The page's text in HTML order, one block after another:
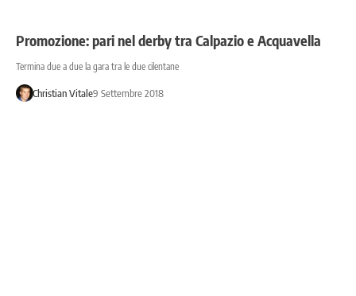
Promozione: pari nel derby tra Calpazio e Acquavella
Termina due a due la gara tra le due cilentane
Christian Vitale9 Settembre 2018